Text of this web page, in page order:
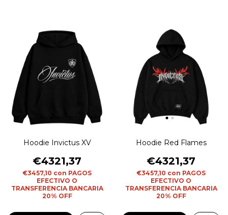
Hoodie Invictus XV
€4321,37
€3457,10 con PAGOS
EFECTIVO O
TRANSFERENCIA BANCARIA
20% OFF
Hoodie Red Flames
€4321,37
€3457,10 con PAGOS
EFECTIVO O
TRANSFERENCIA BANCARIA
20% OFF